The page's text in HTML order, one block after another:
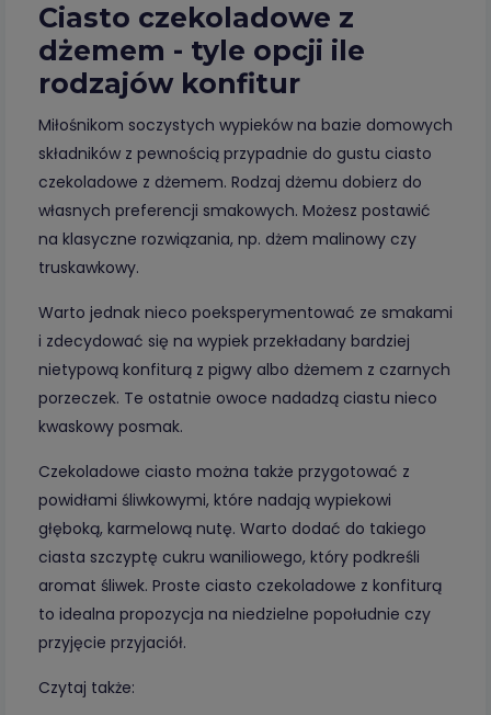
Ciasto czekoladowe z
dżemem - tyle opcji ile
rodzajów konfitur
Miłośnikom soczystych wypieków na bazie domowych
składników z pewnością przypadnie do gustu ciasto
czekoladowe z dżemem. Rodzaj dżemu dobierz do
własnych preferencji smakowych. Możesz postawić
na klasyczne rozwiązania, np. dżem malinowy czy
truskawkowy.
Warto jednak nieco poeksperymentować ze smakami
i zdecydować się na wypiek przekładany bardziej
nietypową konfiturą z pigwy albo dżemem z czarnych
porzeczek. Te ostatnie owoce nadadzą ciastu nieco
kwaskowy posmak.
Czekoladowe ciasto można także przygotować z
powidłami śliwkowymi, które nadają wypiekowi
głęboką, karmelową nutę. Warto dodać do takiego
ciasta szczyptę cukru waniliowego, który podkreśli
aromat śliwek. Proste ciasto czekoladowe z konfiturą
to idealna propozycja na niedzielne popołudnie czy
przyjęcie przyjaciół.
Czytaj także: